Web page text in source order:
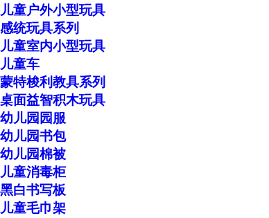
儿童户外小型玩具
感统玩具系列
儿童室内小型玩具
儿童车
蒙特梭利教具系列
桌面益智积木玩具
幼儿园园服
幼儿园书包
幼儿园棉被
儿童消毒柜
黑白书写板
儿童毛巾架